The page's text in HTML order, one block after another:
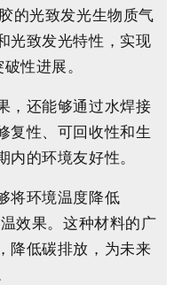
的光致发光生物质气
光致发光特性，实现
性进展。
，还能够通过水焊接
复性、可回收性和生
的环境友好性。
将环境温度降低
效果。这种材料的广
降低碳排放，为未来